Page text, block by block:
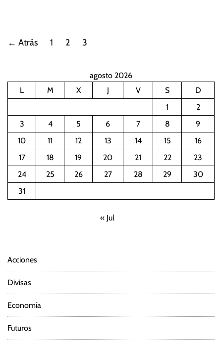
g
i
c
i
e
e
n
t
← Atrás 1 2 3
agosto 2026
L
M X J V S
D
1
2
3
4 5 6 7 8
9
10
11 12 13 14 15
16
17
18 19 20 21 22
23
24
25 26 27 28 29
30
31
« Jul
Acciones
Divisas
Economía
Futuros